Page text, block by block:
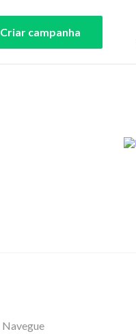
Criar campanha
Navegue